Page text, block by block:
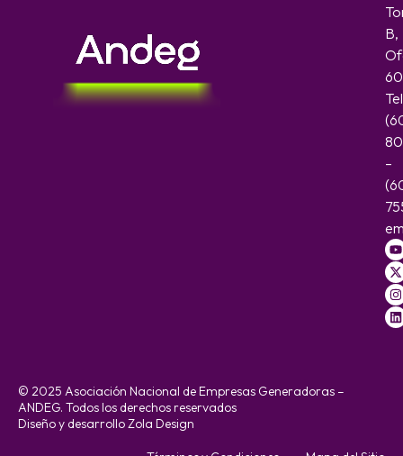
B,
–
© 2025 Asociación Nacional de Empresas Generadoras –
ANDEG. Todos los derechos reservados
Diseño y desarrollo Zola Design